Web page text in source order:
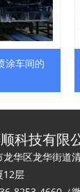
涂车间的
科技有限
华区龙华街道
12层